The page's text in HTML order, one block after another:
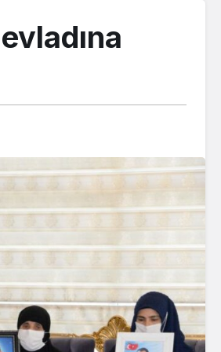
savunma sanayi
Yıldırımhan’a
stratejik dönüşüm